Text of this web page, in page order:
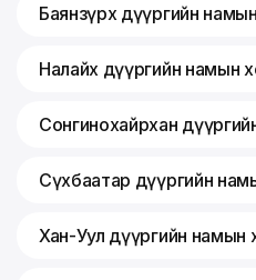
Баянзүрх дүүргийн
Налайх дүүргийн намын
Сонгинохайрхан
Сүхбаатар дүүргийн
Хан-Уул дүүргийн намын